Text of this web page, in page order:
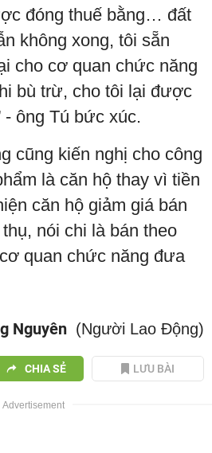
đóng thuế bằng… đất
không xong, tôi sẵn
cho cơ quan chức năng
bù trừ, cho tôi lại được
- ông Tú bức xúc.
cũng kiến nghị cho công
là căn hộ thay vì tiền
căn hộ giảm giá bán
nói chi là bán theo
quan chức năng đưa
Nguyên (Người Lao Động)
CHIA SẺ LƯU BÀI